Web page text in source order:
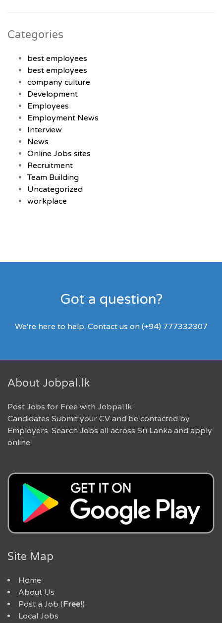
Categories
best employees
best employees
company culture
Development
Employees
Employment News
Interview
News
Online Jobs sites
Recruitment
Team Building
Uncategorized
workplace
Got a question?
We're here to help. Contact us on (+94) 777332307
About Jobpal.lk
Post Jobs for Free with Jobpal.lk
Candidates Submit your CV and be contacted by
Employers. Search Jobs all across Sri Lanka and apply
online.
Site Map
Home
About Us
Post a Job (Free!)
Local Jobs